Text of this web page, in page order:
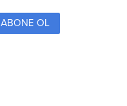
ABONE OL